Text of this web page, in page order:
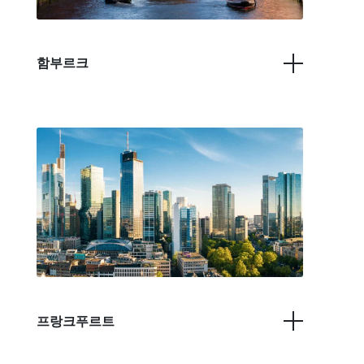
함부르크
프랑크푸르트